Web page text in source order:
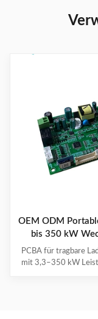
OEM ODM
bis 350 kW
PCBA für tragbare
mit 3,3–350 kW
Garantie.